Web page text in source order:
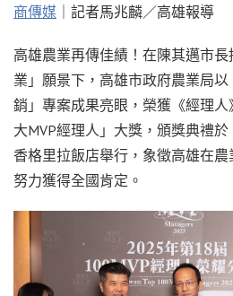
商傳媒 ｜記者馬兆麟／高雄報導
高雄農業再傳佳績！在陳其邁市
業」願景下，高雄市政府農業局
銷」專案成果亮眼，榮獲《經理
大MVP經理人」大獎，頒獎典禮
香格里拉飯店舉行，象徵高雄在
努力獲得全國肯定。